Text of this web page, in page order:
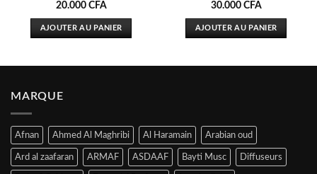
20.000 CFA
AJOUTER AU PANIER
30.000 CFA
AJOUTER AU PANIER
MARQUE
Afnan Ahmed Al Maghribi Al Haramain Arabian oud
Ard al zaafaran ARMAF ASDAAF Bayti Musc Diffuseurs